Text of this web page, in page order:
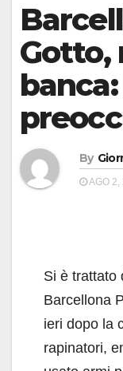
Gotto,
By
AGO 2,
Si è
Barcellona
ieri dopo la
rapinatori,